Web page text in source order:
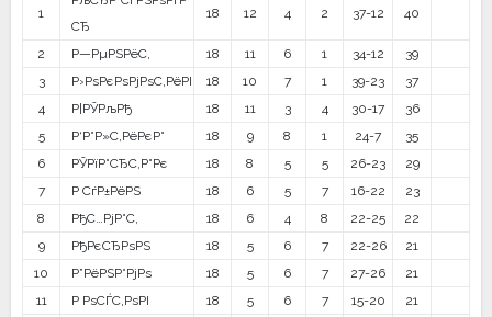
1
СЂ
18 12 4 2 37-12 40
2 Р—РµРЅРёС‚ 18 11 6 1 34-12
39
3
Р›РѕРєРѕРјРѕС‚РёРІ 18 10 7 1 39-23
37
4
Р¦РЎРљРђ 18 11 3 4 30-17
36
5
Р‘Р°Р»С‚РёРєР° 18 9 8 1 24-7
35
6
РЎРїР°СЂС‚Р°Рє 18 8 5 5 26-23
29
7
Р СѓР±РёРЅ 18 6 5 7 16-22
23
8
РђС…РјР°С‚ 18 6 4 8 22-25
22
9
РђРєСЂРѕРЅ 18 5 6 7 22-26
21
10
Р”РёРЅР°РјРѕ 18 5 6 7 27-26
21
11
Р РѕСЃС‚РѕРІ 18 5 6 7 15-20 21